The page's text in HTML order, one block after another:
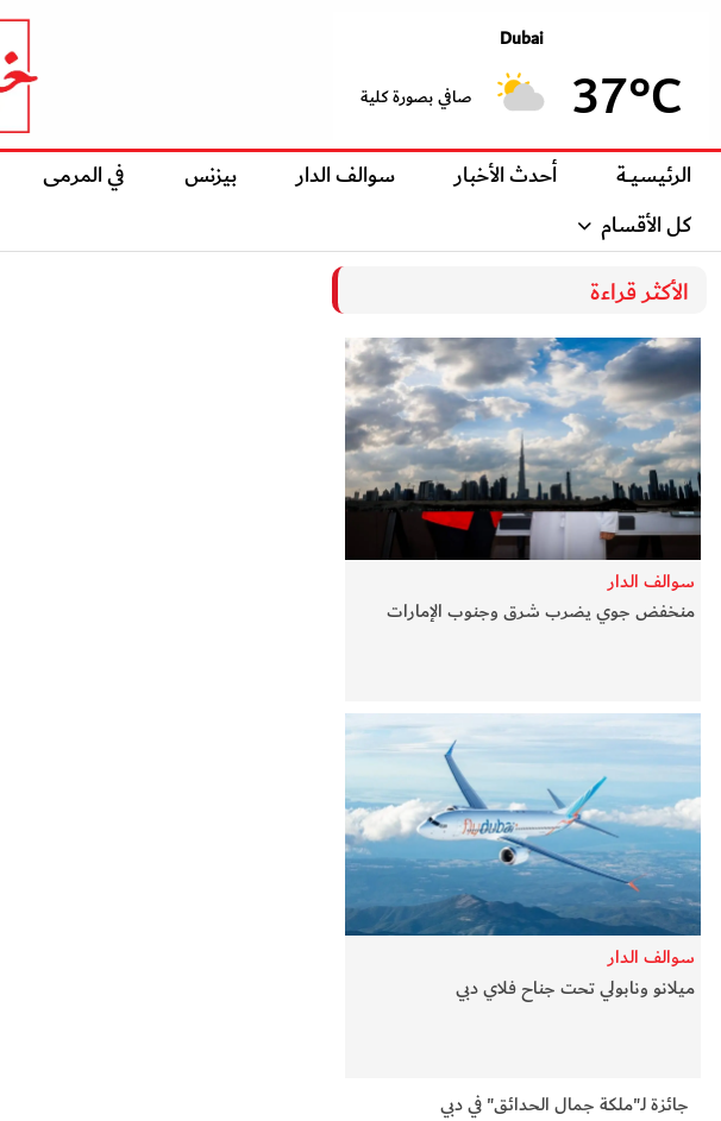
Dubai
37°C صافي بصورة كلية
الرئيسيــة أحدث الأخبار سوالف الدار بيزنس في المرمى
كل الأقسام
الأكثر قراءة
سوالف الدار
منخفض جوي يضرب شرق وجنوب الإمارات
سوالف الدار
ميلانو ونابولي تحت جناح فلاي دبي
جائزة لـ"ملكة جمال الحدائق" في دبي